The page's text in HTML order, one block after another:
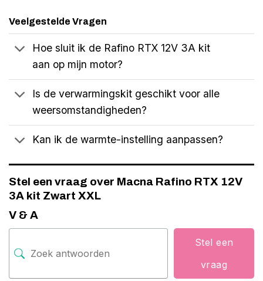
Veelgestelde Vragen
Hoe sluit ik de Rafino RTX 12V 3A kit
aan op mijn motor?
Is de verwarmingskit geschikt voor alle
weersomstandigheden?
Kan ik de warmte-instelling aanpassen?
Stel een vraag over Macna Rafino RTX 12V
3A kit Zwart XXL
V & A
Stel een
vraag